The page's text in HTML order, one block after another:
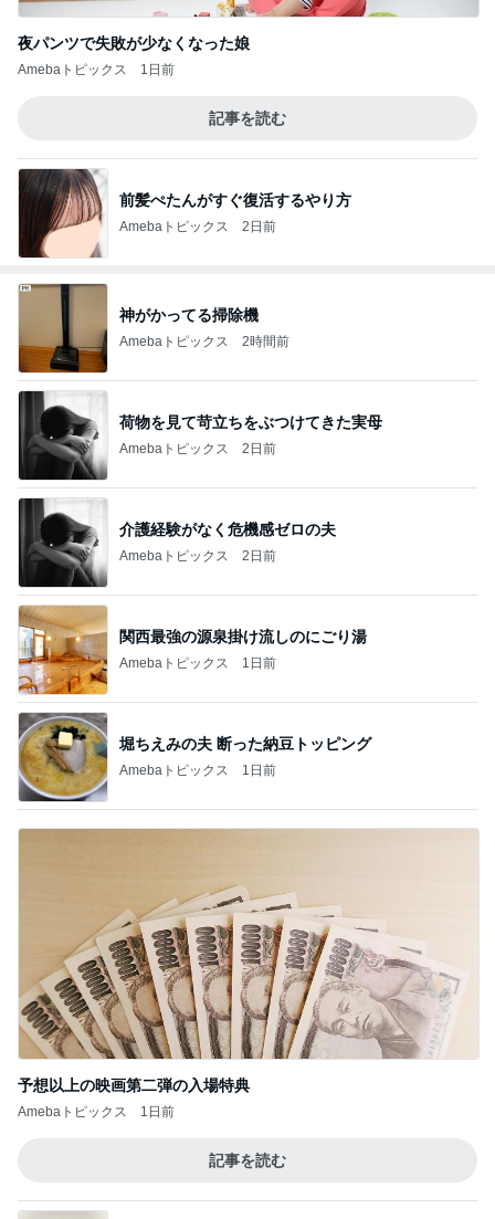
夜パンツで失敗が少なくなった娘
Amebaトピックス 1日前
記事を読む
前髪ぺたんがすぐ復活するやり方
Amebaトピックス 2日前
神がかってる掃除機
Amebaトピックス 2時間前
荷物を見て苛立ちをぶつけてきた実母
Amebaトピックス 2日前
介護経験がなく危機感ゼロの夫
Amebaトピックス 2日前
関西最強の源泉掛け流しのにごり湯
Amebaトピックス 1日前
堀ちえみの夫 断った納豆トッピング
Amebaトピックス 1日前
予想以上の映画第二弾の入場特典
Amebaトピックス 1日前
記事を読む